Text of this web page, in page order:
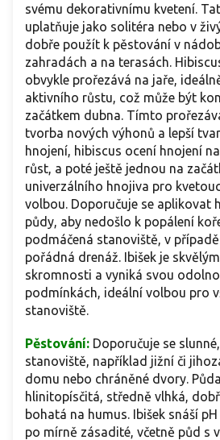
svému dekorativnímu kvetení.
uplatňuje jako solitéra nebo v
dobře použít k pěstování v
zahradách a na terasách.
obvykle prořezává na jaře,
aktivního růstu, což může být
začátkem dubna. Tímto
tvorba nových výhonů a lepší
hnojení, hibiscus ocení hnojení
růst, a poté ještě jednou na
univerzálního hnojiva pro
volbou. Doporučuje se aplikovat
půdy, aby nedošlo k popálení
podmáčená stanoviště, v
pořádná drenáž. Ibišek je
skromnosti a vyniká svou
podmínkách, ideální volbou pro
stanoviště.
Pěstování: Doporučuje se
stanoviště, například jižní či
domu nebo chráněné dvory.
hlinitopísčitá, středně vlhká,
bohatá na humus. Ibišek snáší
po mírně zásadité, včetně půd s